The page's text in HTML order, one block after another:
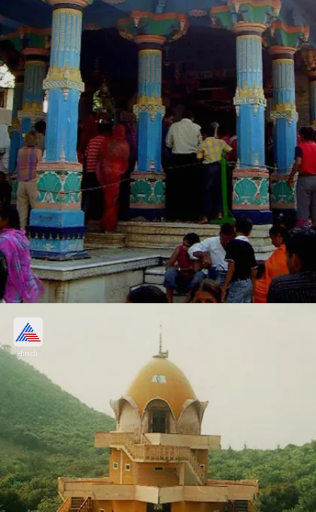
ब्रह्मा मंदिर, राजस्थान (Brahma Temple,
Rajasthan)
राजस्थान के पुष्कर में ब्रह्माजी का एकमात्र विशाल और प्रसिद्ध
मंदिर हैं, लेकिन यहां विवाहित पुरुषों को प्रवेश की अनुमति नहीं है।
इसका कारण देवी सरस्वती का श्राप बताया जाता है।
Image credits: wikipedia
Hindi